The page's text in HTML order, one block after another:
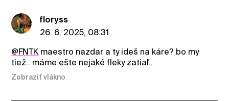
floryss
26. 6. 2025, 08:31
@FNTK maestro nazdar a ty ideš na káre? bo my
tiež.. máme ešte nejaké fleky zatiaľ..
Zobraziť vlákno